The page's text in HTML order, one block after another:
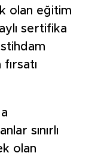
olan eğitim
sertifika
sınırlı
olan